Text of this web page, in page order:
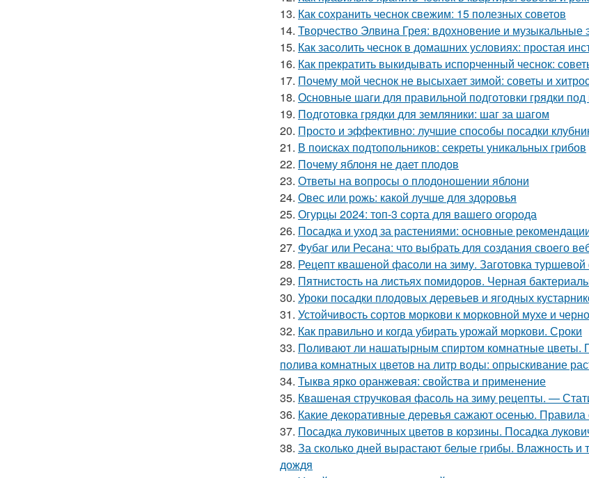
13. Как сохранить чеснок свежим: 15 полезных советов
14. Творчество Элвина Грея: вдохновение и музыкальные
15. Как засолить чеснок в домашних условиях: простая
16. Как прекратить выкидывать испорченный чеснок:
17. Почему мой чеснок не высыхает зимой: советы и
18. Основные шаги для правильной подготовки грядки под
19. Подготовка грядки для земляники: шаг за шагом
20. Просто и эффективно: лучшие способы посадки
21. В поисках подтопольников: секреты уникальных грибов
22. Почему яблоня не дает плодов
23. Ответы на вопросы о плодоношении яблони
24. Овес или рожь: какой лучше для здоровья
25. Огурцы 2024: топ-3 сорта для вашего огорода
26. Посадка и уход за растениями: основные
27. Фубаг или Ресана: что выбрать для создания своего
28. Рецепт квашеной фасоли на зиму. Заготовка
29. Пятнистость на листьях помидоров. Черная
30. Уроки посадки плодовых деревьев и ягодных
31. Устойчивость сортов моркови к морковной мухе и
32. Как правильно и когда убирать урожай моркови. Сроки
33. Поливают ли нашатырным спиртом комнатные цветы.
полива комнатных цветов на литр воды: опрыскивание
34. Тыква ярко оранжевая: свойства и применение
35. Квашеная стручковая фасоль на зиму рецепты. —
36. Какие декоративные деревья сажают осенью. Правила
37. Посадка луковичных цветов в корзины. Посадка
38. За сколько дней вырастают белые грибы. Влажность и
дождя